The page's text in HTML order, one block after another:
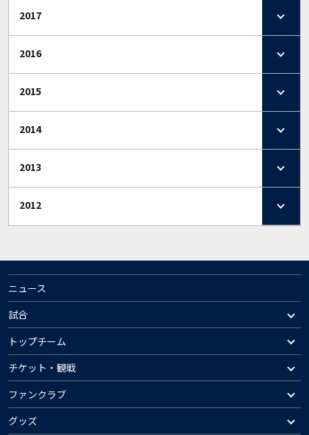
2017
2016
2015
2014
2013
2012
ニュース
試合
トップチーム
チケット・観戦
ファンクラブ
グッズ